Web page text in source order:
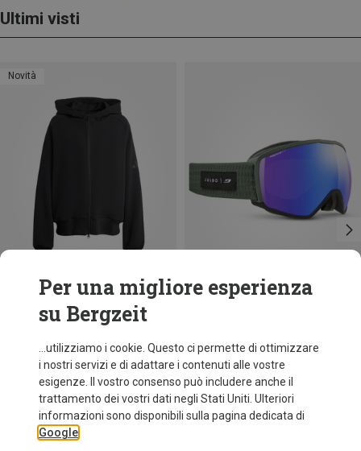
Ultimi visti
Novità
Taglie
Giacca Soft Lux Zip Hoodie donna
S M L
Per una migliore esperienza
su Bergzeit
...utilizziamo i cookie. Questo ci permette di ottimizzare
i nostri servizi e di adattare i contenuti alle vostre
esigenze. Il vostro consenso può includere anche il
trattamento dei vostri dati negli Stati Uniti. Ulteriori
informazioni sono disponibili sulla pagina dedicata di
Google